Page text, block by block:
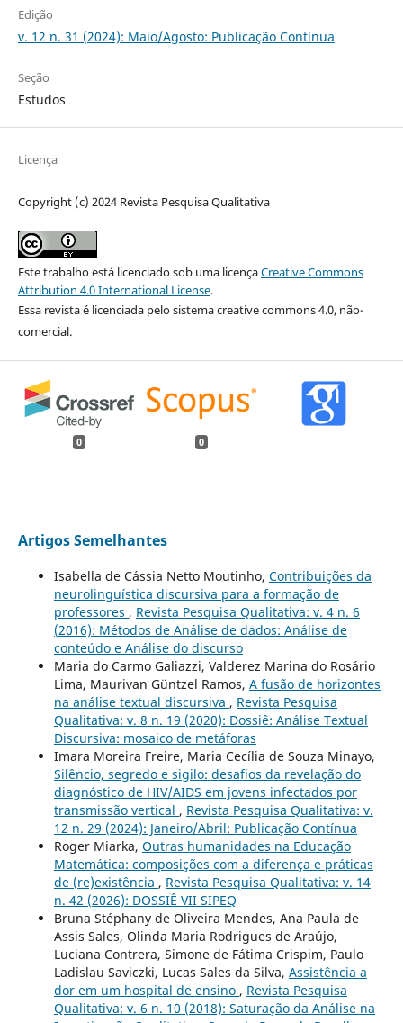
Edição
v. 12 n. 31 (2024): Maio/Agosto: Publicação Contínua
Seção
Estudos
Licença
Copyright (c) 2024 Revista Pesquisa Qualitativa
Este trabalho está licenciado sob uma licençaCreative Commons
Attribution 4.0 International License.
Essa revista é licenciada pelo sistema creative commons 4.0, não-
comercial.
0 0
Artigos Semelhantes
Isabella de Cássia Netto Moutinho, Contribuições da
neurolinguística discursiva para a formação de
professores , Revista Pesquisa Qualitativa: v. 4 n. 6
(2016): Métodos de Análise de dados: Análise de
conteúdo e Análise do discurso
Maria do Carmo Galiazzi, Valderez Marina do Rosário
Lima, Maurivan Güntzel Ramos, A fusão de horizontes
na análise textual discursiva , Revista Pesquisa
Qualitativa: v. 8 n. 19 (2020): Dossiê: Análise Textual
Discursiva: mosaico de metáforas
Imara Moreira Freire, Maria Cecília de Souza Minayo,
Silêncio, segredo e sigilo: desafios da revelação do
diagnóstico de HIV/AIDS em jovens infectados por
transmissão vertical , Revista Pesquisa Qualitativa: v.
12 n. 29 (2024): Janeiro/Abril: Publicação Contínua
Roger Miarka, Outras humanidades na Educação
Matemática: composições com a diferença e práticas
de (re)existência , Revista Pesquisa Qualitativa: v. 14
n. 42 (2026): DOSSIÊ VII SIPEQ
Bruna Stéphany de Oliveira Mendes, Ana Paula de
Assis Sales, Olinda Maria Rodrigues de Araújo,
Luciana Contrera, Simone de Fátima Crispim, Paulo
Ladislau Saviczki, Lucas Sales da Silva, Assistência a
dor em um hospital de ensino , Revista Pesquisa
Qualitativa: v. 6 n. 10 (2018): Saturação da Análise na